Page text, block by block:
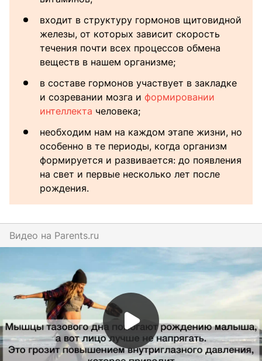
входит в структуру гормонов щитовидной
железы, от которых зависит скорость
течения почти всех процессов обмена
веществ в нашем организме;
в составе гормонов участвует в закладке
и созревании мозга и формировании
интеллекта человека;
необходим нам на каждом этапе жизни, но
особенно в те периоды, когда организм
формируется и развивается: до появления
на свет и первые несколько лет после
рождения.
Видео на parents.ru